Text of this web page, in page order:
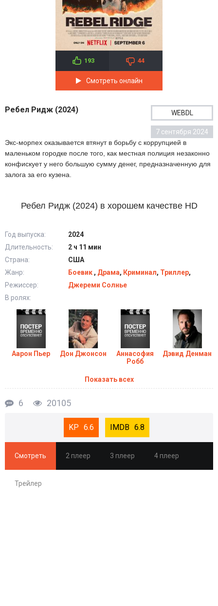
193 44
Смотреть онлайн
Ребел Ридж (2024) WEBDL
7 сентября 2024
Экс-морпех оказывается втянут в борьбу с коррупцией в
маленьком городке после того, как местная полиция незаконно
конфискует у него большую сумму денег, предназначенную для
залога за его кузена.
Ребел Ридж (2024) в хорошем качестве HD
Год выпуска:
2024
Длительность:
2 ч 11 мин
Страна:
США
Жанр:
Боевик , Драма, Криминал, Триллер,
Режиссер:
Джереми Солнье
В ролях:
Аарон Пьер Дон Джонсон
Аннасофия
Робб
Дэвид Денман
Показать всех
6 20105
6.6 6.8
Смотреть 2 плеер 3 плеер 4 плеер
Трейлер